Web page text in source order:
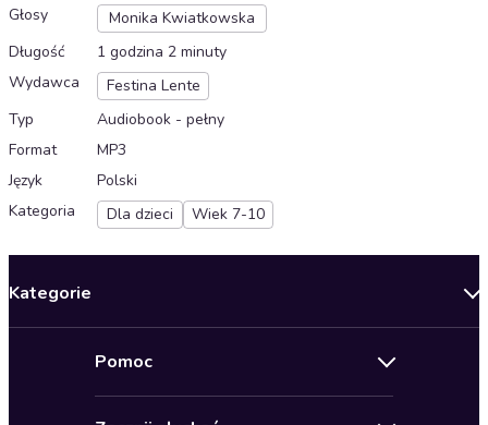
Głosy
Monika Kwiatkowska
Długość
1 godzina 2 minuty
Wydawca
Festina Lente
Typ
Audiobook - pełny
Format
MP3
Język
Polski
Kategoria
Dla dzieci Wiek 7-10
Kategorie
Pomoc